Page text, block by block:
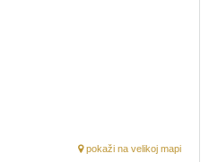
pokaži na velikoj mapi